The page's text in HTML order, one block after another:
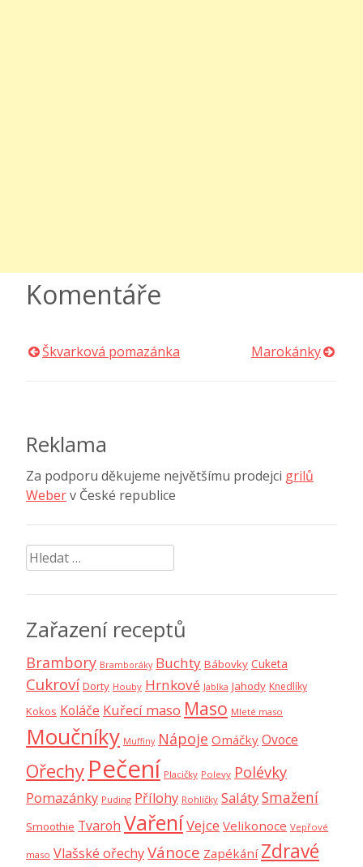
Komentáře
Navigace
příspěvek
Škvarková pomazánka Marokánky
Reklama
Za podporu děkujeme největšímu prodejci grilů
Weberv České republice
Vyhledávání
Zařazení receptů
Brambory Bramboráky Buchty Bábovky Cuketa
Cukroví Dorty Houby Hrnkové Jablka Jahody Knedlíky
Kokos Koláče Kuřecí maso Maso Mleté maso
Moučníky Muffiny Nápoje Omáčky Ovoce
Ořechy Pečení Placičky Polevy Polévky
Pomazánky Puding Přílohy Rohlíčky SalátySmažení
Smoothie Tvaroh VařeníVejce Velikonoce Vepřové
maso Vlašské ořechyVánoce Zapékání Zdravé